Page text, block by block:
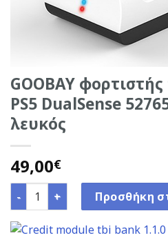
GOOBAY
PS5 DualSense
λευκός
49,00€
GOOBAY φορτιστήςΠροσθήκη